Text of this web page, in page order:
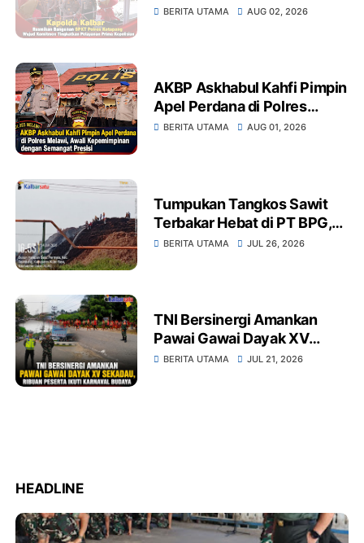
Ketapang Wujud Komitmen
BERITA UTAMA AUG 02, 2026
AKBP Askhabul Kahfi Pimpin
Apel Perdana di Polres
Melawi, Awali
BERITA UTAMA AUG 01, 2026
Tumpukan Tangkos Sawit
Terbakar Hebat di PT BPG,
Warga Soroti Dugaan
BERITA UTAMA JUL 26, 2026
TNI Bersinergi Amankan
Pawai Gawai Dayak XV
Sekadau, Ribuan Peserta
BERITA UTAMA JUL 21, 2026
HEADLINE